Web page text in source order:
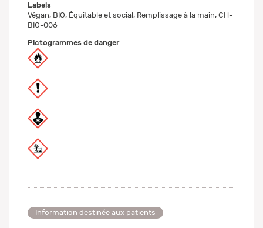
Labels
Végan, BIO, Équitable et social, Remplissage à la main, CH-
BIO-006
Pictogrammes de danger
Information destinée aux patients